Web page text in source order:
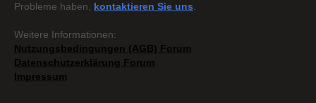
Probleme haben, kontaktieren Sie uns
Weitere Informationen:
Nutzungsbedingungen (AGB) Forum
Datenschutzerklärung Forum
Impressum